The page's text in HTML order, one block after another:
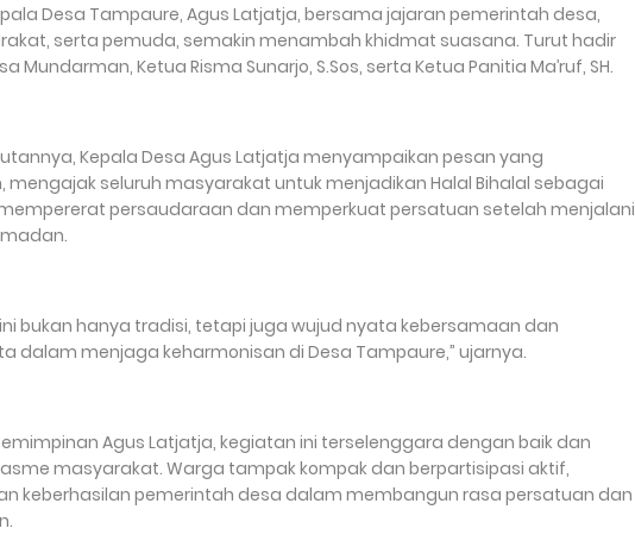
Desa Tampaure, Agus Latjatja, bersama jajaran pemerintah desa,
serta pemuda, semakin menambah khidmat suasana. Turut hadir
Mundarman, Ketua Risma Sunarjo, S.Sos, serta Ketua Panitia Ma’ruf, SH.
Kepala Desa Agus Latjatja menyampaikan pesan yang
mengajak seluruh masyarakat untuk menjadikan Halal Bihalal sebagai
persaudaraan dan memperkuat persatuan setelah menjalani
ini bukan hanya tradisi, tetapi juga wujud nyata kebersamaan dan
dalam menjaga keharmonisan di Desa Tampaure,” ujarnya.
Agus Latjatja, kegiatan ini terselenggara dengan baik dan
masyarakat. Warga tampak kompak dan berpartisipasi aktif,
keberhasilan pemerintah desa dalam membangun rasa persatuan dan